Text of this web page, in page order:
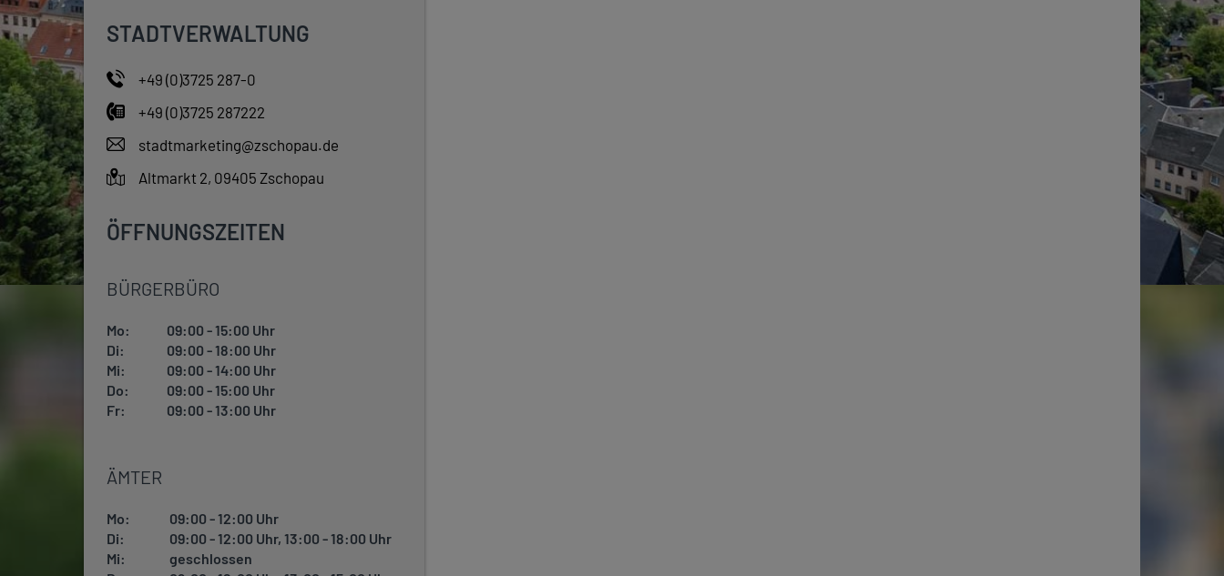
STADTVERWALTUNG
+49 (0)3725 287-0
+49 (0)3725 287222
stadtmarketing@zschopau.de
Altmarkt 2, 09405 Zschopau
ÖFFNUNGSZEITEN
BÜRGERBÜRO
Mo:
09:00 - 15:00 Uhr
Di:
09:00 - 18:00 Uhr
Mi:
09:00 - 14:00 Uhr
Do:
09:00 - 15:00 Uhr
Fr:
09:00 - 13:00 Uhr
ÄMTER
Mo:
09:00 - 12:00 Uhr
Di:
09:00 - 12:00 Uhr, 13:00 - 18:00 Uhr
Mi:
geschlossen